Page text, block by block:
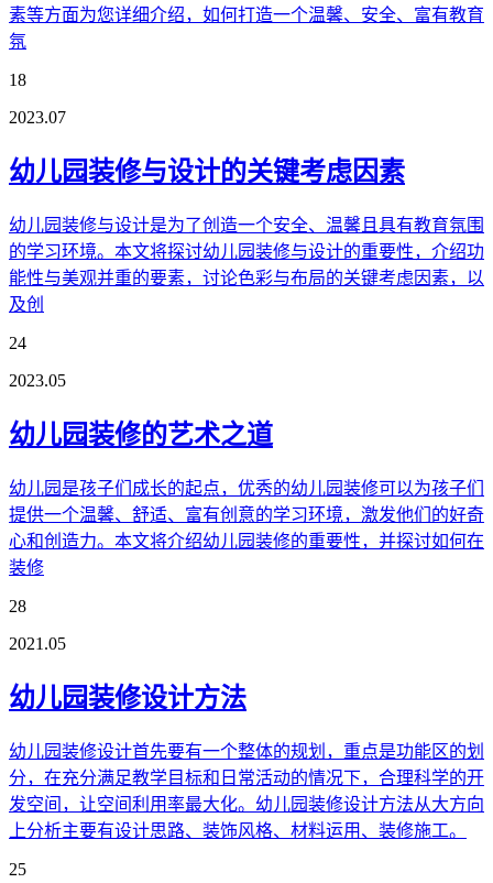
素等方面为您详细介绍，如何打造一个温馨、安全、富有教育
氛
18
2023.07
幼儿园装修与设计的关键考虑因素
幼儿园装修与设计是为了创造一个安全、温馨且具有教育氛围
的学习环境。本文将探讨幼儿园装修与设计的重要性，介绍功
能性与美观并重的要素，讨论色彩与布局的关键考虑因素，以
及创
24
2023.05
幼儿园装修的艺术之道
幼儿园是孩子们成长的起点，优秀的幼儿园装修可以为孩子们
提供一个温馨、舒适、富有创意的学习环境，激发他们的好奇
心和创造力。本文将介绍幼儿园装修的重要性，并探讨如何在
装修
28
2021.05
幼儿园装修设计方法
幼儿园装修设计首先要有一个整体的规划，重点是功能区的划
分，在充分满足教学目标和日常活动的情况下，合理科学的开
发空间，让空间利用率最大化。幼儿园装修设计方法从大方向
上分析主要有设计思路、装饰风格、材料运用、装修施工。
25